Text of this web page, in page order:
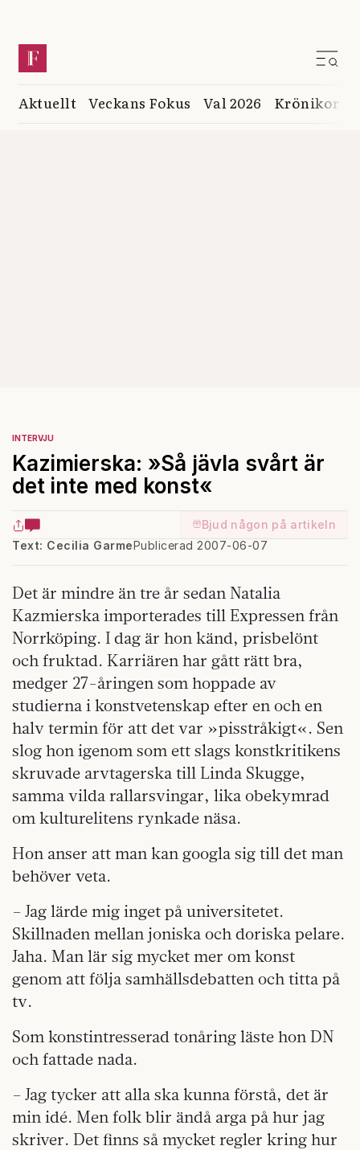
Aktuellt Veckans Fokus Val 2026 Krönikor
INTERVJU
Kazimierska: »Så jävla svårt är
det inte med konst«
Bjud någon på artikeln
Text: Cecilia GarmePublicerad 2007-06-07
Det är mindre än tre år sedan Natalia
Kazmierska importerades till Expressen från
Norrköping. I dag är hon känd, prisbelönt
och fruktad. Karriären har gått rätt bra,
medger 27-åringen som hoppade av
studierna i konstvetenskap efter en och en
halv termin för att det var »pisstråkigt«. Sen
slog hon igenom som ett slags konstkritikens
skruvade arvtagerska till Linda Skugge,
samma vilda rallarsvingar, lika obekymrad
om kulturelitens rynkade näsa.
Hon anser att man kan googla sig till det man
behöver veta.
– Jag lärde mig inget på universitetet.
Skillnaden mellan joniska och doriska pelare.
Jaha. Man lär sig mycket mer om konst
genom att följa samhällsdebatten och titta på
tv.
Som konstintresserad tonåring läste hon DN
och fattade nada.
– Jag tycker att alla ska kunna förstå, det är
min idé. Men folk blir ändå arga på hur jag
skriver. Det finns så mycket regler kring hur